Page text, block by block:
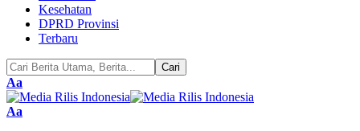
Kesehatan
DPRD Provinsi
Terbaru
Pengubah
Ukuran
Font
Aa
Pengubah
Aa